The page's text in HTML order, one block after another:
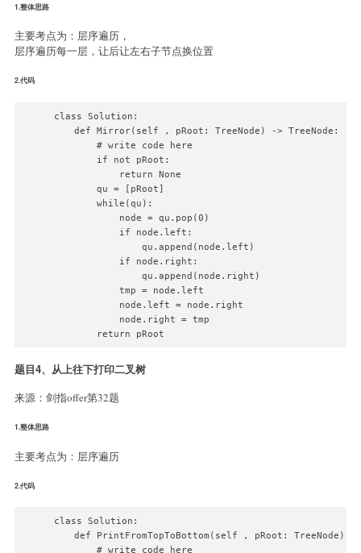
1.整体思路
主要考点为：层序遍历，
层序遍历每一层，让后让左右子节点换位置
2.代码
class Solution:
    def Mirror(self , pRoot: TreeNode) -> TreeNode:
        # write code here
        if not pRoot:
            return None
        qu = [pRoot]
        while(qu):
            node = qu.pop(0)
            if node.left:
                qu.append(node.left)
            if node.right:
                qu.append(node.right)
            tmp = node.left
            node.left = node.right
            node.right = tmp
        return pRoot
题目4、从上往下打印二叉树
来源：剑指offer第32题
1.整体思路
主要考点为：层序遍历
2.代码
class Solution:
def PrintFromTopToBottom(self , pRoot: TreeNode) -
        # write code here